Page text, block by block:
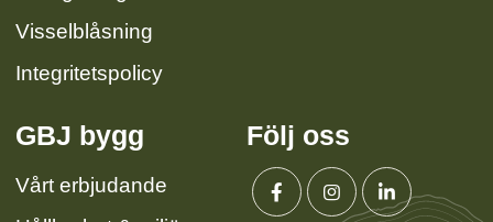
Visselblåsning
Integritetspolicy
GBJ bygg
Vårt erbjudande
Följ oss